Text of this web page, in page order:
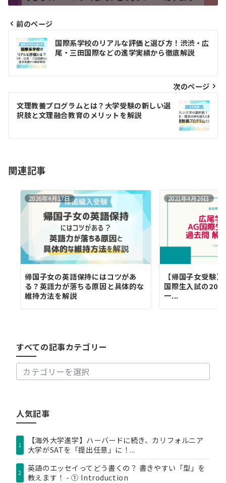
投
稿
ナ
ビ
ゲ
ー
シ
ン
前のページ
国際系学校のリアルな評価と選び方！渋渋・広
尾・三田国際などの進学実績から徹底解説
次のページ
文理教養プログラムとは？大学受験の新しい選
択肢と文理融合教育のメリットを解説
関連記事
2026年4月17日
帰国子女の英語保持にはコツがあ
る？英語力が落ちる原因と具体的な
維持方法を解説
2021年4月26日
【帰国子女受験
国際生入試の
一...
すべての記事カテゴリー
す
記
事
ー
人気記事
1
【海外大学進学】ハーバードに続き、カリフォルニア
大学がSATを「提出任意」に！...
2
英語のエッセイってどう書くの？ 書きやすい「型」を
教えます！ - ① Introduction